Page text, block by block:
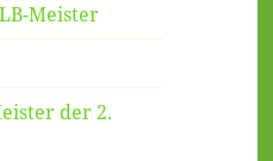
Meister
der 2.